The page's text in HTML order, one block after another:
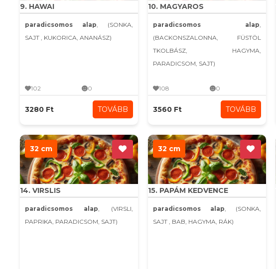
9. HAWAI
paradicsomos alap, (SONKA,
SAJT , KUKORICA, ANANÁSZ)
102 0
3280 Ft TOVÁBB
10. MAGYAROS
paradicsomos alap,
(BACKONSZALONNA, FÜSTÖL
TKOLBÁSZ, HAGYMA,
PARADICSOM, SAJT)
108 0
3560 Ft TOVÁBB
32 cm
14. VIRSLIS
paradicsomos alap, (VIRSLI,
PAPRIKA, PARADICSOM, SAJT)
32 cm
15. PAPÁM KEDVENCE
paradicsomos alap, (SONKA,
SAJT , BAB, HAGYMA, RÁK)